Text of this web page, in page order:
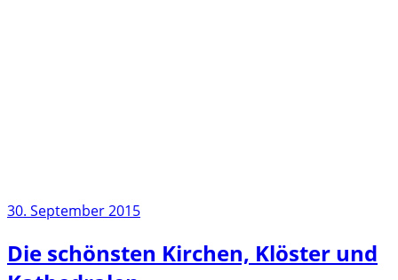
30. September 2015
Die schönsten Kirchen, Klöster und